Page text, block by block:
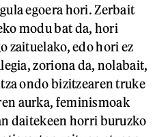
egoera hori. Zerbait
modu bat da, hori
zaituelako, edo hori ez
zoriona da, nolabait,
ondo bizitzearen truke
aurka, feminismoak
daitekeen horri buruzko